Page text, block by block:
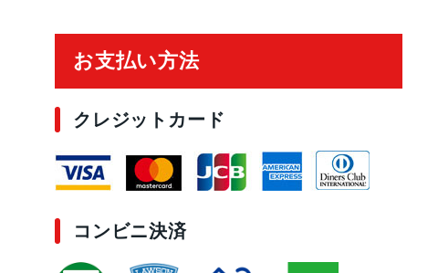
お支払い方法
クレジットカード
コンビニ決済